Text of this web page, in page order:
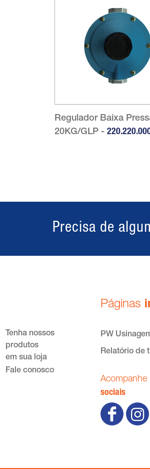
Regulador Baixa
20KG/GLP -
Precisa de
Tenha nossos
produtos
em sua loja
Fale conosco
Páginas
PW
Relatório de
Acompanhe
sociais